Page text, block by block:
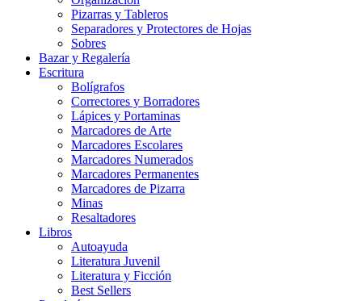
Pizarras y Tableros
Separadores y Protectores de Hojas
Sobres
Bazar y Regalería
Escritura
Bolígrafos
Correctores y Borradores
Lápices y Portaminas
Marcadores de Arte
Marcadores Escolares
Marcadores Numerados
Marcadores Permanentes
Marcadores de Pizarra
Minas
Resaltadores
Libros
Autoayuda
Literatura Juvenil
Literatura y Ficción
Best Sellers